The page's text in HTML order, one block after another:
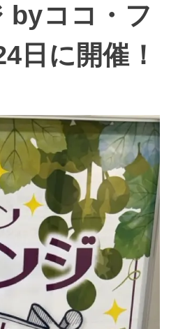
byココ・フ
日に開催！